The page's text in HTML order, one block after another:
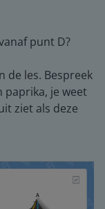
punt D?
de les. Bespreek
paprika, je weet
ziet als deze